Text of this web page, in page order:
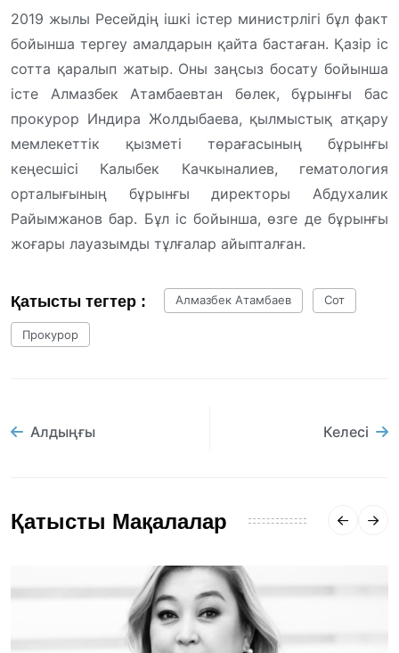
2019 жылы Ресейдің ішкі істер министрлігі бұл факт
бойынша тергеу амалдарын қайта бастаған. Қазір іс
сотта қаралып жатыр. Оны заңсыз босату бойынша
істе Алмазбек Атамбаевтан бөлек, бұрынғы бас
прокурор Индира Жолдыбаева, қылмыстық атқару
мемлекеттік қызметі төрағасының бұрынғы
кеңесшісі Калыбек Качкыналиев, гематология
орталығының бұрынғы директоры Абдухалик
Райымжанов бар. Бұл іс бойынша, өзге де бұрынғы
жоғары лауазымды тұлғалар айыпталған.
Қатысты тегтер : Алмазбек Атамбаев Сот
Прокурор
Алдыңғы Келесі
Қатысты Мақалалар